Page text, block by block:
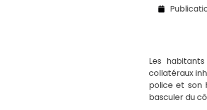
Les
collatéraux
police et son
basculer du